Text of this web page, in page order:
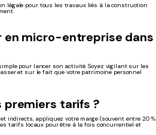
légale pour tous les travaux liés à la construction
en micro-entreprise dans
pour lancer son activité. Soyez vigilant sur les
et sur le fait que votre patrimoine personnel
premiers tarifs ?
indirects, appliquez votre marge (souvent entre 20 %
tarifs locaux pour être à la fois concurrentiel et